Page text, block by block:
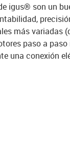
igus® son un
más variadas
paso a
una conexión